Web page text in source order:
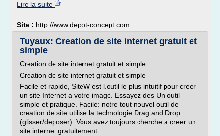
Lire la suite
Site : http://www.depot-concept.com
Tuyaux: Creation de site internet gratuit et
simple
Creation de site internet gratuit et simple
Creation de site internet gratuit et simple
Facile et rapide, SiteW est l.outil le plus intuitif pour creer
un site Internet a votre image. Essayez des Un outil
simple et pratique. Facile: notre tout nouvel outil de
creation de site utilise la technologie Drag and Drop
(glisser/deposer). Vous avez toujours cherche a creer un
site internet gratuitement...